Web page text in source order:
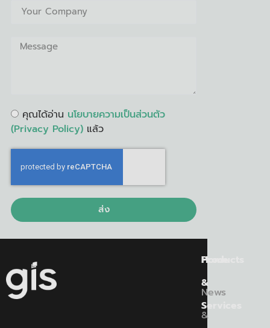
คุณได้อ่าน นโยบายความเป็นส่วนตัว
(Privacy Policy) แล้ว
ส่ง
Home
News
&
Products
&
Services